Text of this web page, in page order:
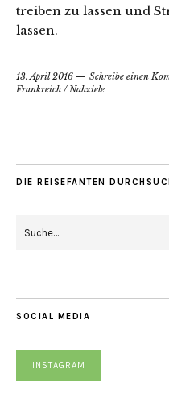
treiben zu lassen und
lassen.
13. April 2016
Schreibe einen
Frankreich /Nahziele
DIE REISEFANTEN
SOCIAL MEDIA
INSTAGRAM